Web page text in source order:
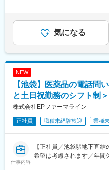
・添付文書
・製品情報概要
★医療従事者向けの専門資
に掲載される内容など、幅
★配属チームによって、担
■魅力ポイント：
やりがいを感じます。
補足＞■昇給：能力評価年
賞与：年俸制のため支給
目安の金額であり、選考を
給(月額)は固定手当を含め
気になる
NEW
【池袋】医薬品の電話問
と土日祝勤務のシフト制
株式会社EPファーマライン
正社員 職種未経験歓迎 業種
仕事内容
【正社員／池袋駅地下直
希望は考慮されます／年間